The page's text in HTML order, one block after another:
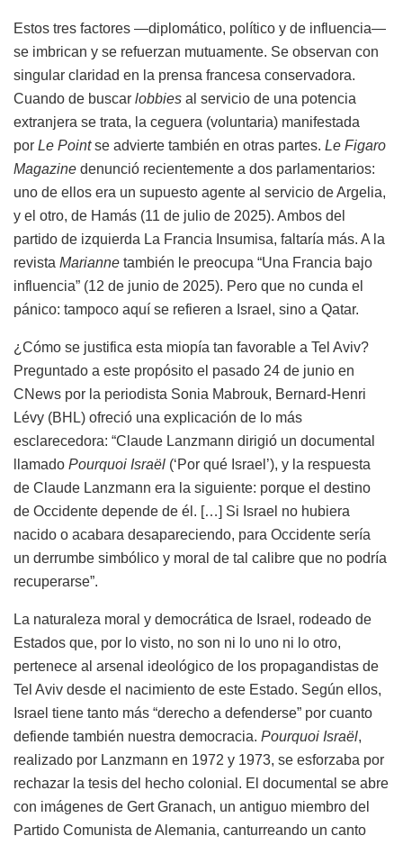
Estos tres factores —diplomático, político y de influencia—
se imbrican y se refuerzan mutuamente. Se observan con
singular claridad en la prensa francesa conservadora.
Cuando de buscar lobbies al servicio de una potencia
extranjera se trata, la ceguera (voluntaria) manifestada
por Le Pointse advierte también en otras partes. Le Figaro
Magazine denunció recientemente a dos parlamentarios:
uno de ellos era un supuesto agente al servicio de Argelia,
y el otro, de Hamás (11 de julio de 2025). Ambos del
partido de izquierda La Francia Insumisa, faltaría más. A la
revista Marianne también le preocupa “Una Francia bajo
influencia” (12 de junio de 2025). Pero que no cunda el
pánico: tampoco aquí se refieren a Israel, sino a Qatar.
¿Cómo se justifica esta miopía tan favorable a Tel Aviv?
Preguntado a este propósito el pasado 24 de junio en
CNews por la periodista Sonia Mabrouk, Bernard-Henri
Lévy (BHL) ofreció una explicación de lo más
esclarecedora: “Claude Lanzmann dirigió un documental
llamado Pourquoi Israël (‘Por qué Israel’), y la respuesta
de Claude Lanzmann era la siguiente: porque el destino
de Occidente depende de él. […] Si Israel no hubiera
nacido o acabara desapareciendo, para Occidente sería
un derrumbe simbólico y moral de tal calibre que no podría
recuperarse”.
La naturaleza moral y democrática de Israel, rodeado de
Estados que, por lo visto, no son ni lo uno ni lo otro,
pertenece al arsenal ideológico de los propagandistas de
Tel Aviv desde el nacimiento de este Estado. Según ellos,
Israel tiene tanto más “derecho a defenderse” por cuanto
defiende también nuestra democracia. Pourquoi Israël,
realizado por Lanzmann en 1972 y 1973, se esforzaba por
rechazar la tesis del hecho colonial. El documental se abre
con imágenes de Gert Granach, un antiguo miembro del
Partido Comunista de Alemania, canturreando un canto